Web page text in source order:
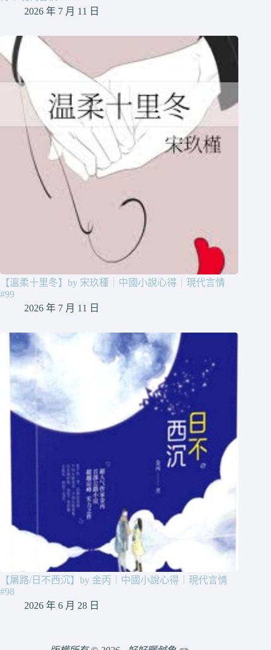
2026 年 7 月 11 日
【溫柔十里冬】by 宋玖槿｜中國小說心得｜現代言情
#99
2026 年 7 月 11 日
【屠路/日不西沉】by 金丙｜中國小說心得｜現代言情
#98
2026 年 6 月 28 日